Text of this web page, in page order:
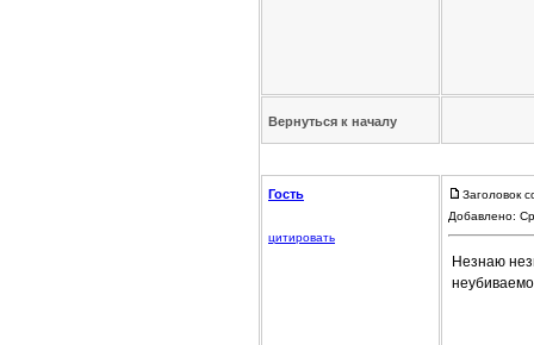
Вернуться к началу
Гость
цитировать
Заголовок
Добавлено:
Незнаю